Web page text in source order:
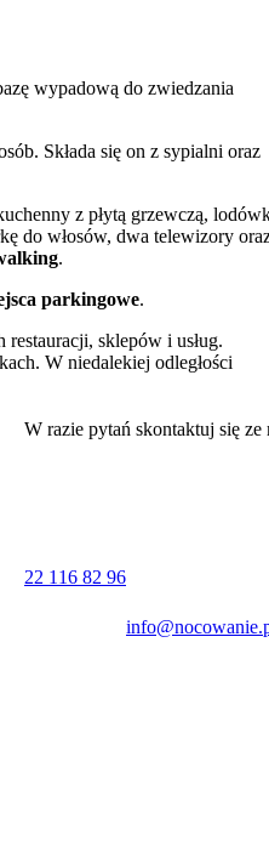
wypadową do zwiedzania
Składa się on z sypialni oraz
z płytą grzewczą,
do włosów, dwa telewizory
.
parkingowe.
sklepów i usług.
W niedalekiej odległości
Krucze Skały oraz
przez cały rok. W okolicy
W razie pytań skontaktuj się ze
22 116 82 96